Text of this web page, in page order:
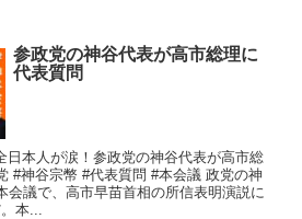
参政党の神谷代表が高市総理に
代表質問
本人が涙！参政党の神谷代表が高市総
#神谷宗幣 #代表質問 #本会議 政党の神
会議で、高市早苗首相の所信表明演説に
本...